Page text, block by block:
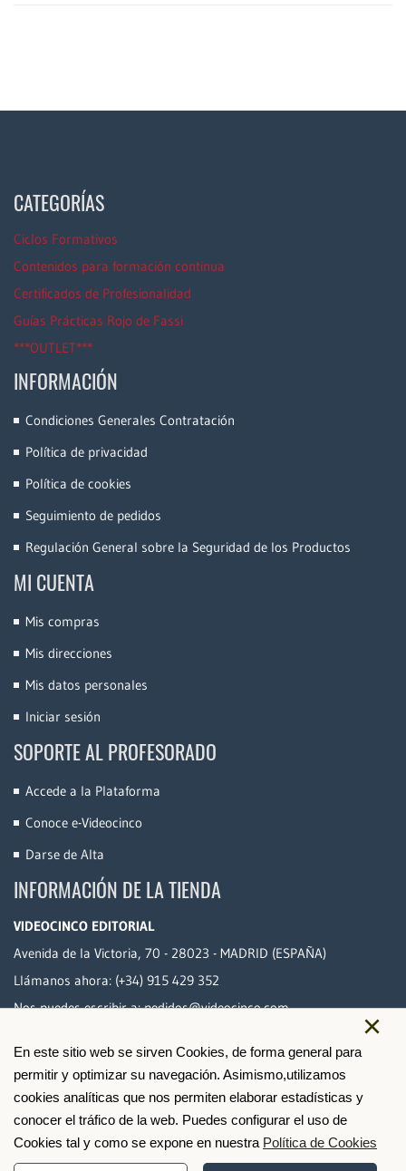
×
En este sitio web se sirven Cookies, de forma general para
permitir y optimizar su navegación. Asimismo,utilizamos
cookies analíticas que nos permiten elaborar estadísticas y
conocer el tráfico de la web. Puedes configurar el uso de
Cookies tal y como se expone en nuestra Política de Cookies
CATEGORÍAS
Ciclos Formativos
Contenidos para formación continua
Certificados de Profesionalidad
Guías Prácticas Rojo de Fassi
***OUTLET***
INFORMACIÓN
Condiciones Generales Contratación
Política de privacidad
Política de cookies
Seguimiento de pedidos
Regulación General sobre la Seguridad de los Productos
MI CUENTA
Mis compras
Mis direcciones
Mis datos personales
Iniciar sesión
SOPORTE AL PROFESORADO
Accede a la Plataforma
Conoce e-Videocinco
Darse de Alta
INFORMACIÓN DE LA TIENDA
VIDEOCINCO EDITORIAL
Avenida de la Victoria, 70 - 28023 - MADRID (ESPAÑA)
Llámanos ahora: (+34) 915 429 352
Nos puedes escribir a:pedidos@videocinco.com
PAGO SEGURO